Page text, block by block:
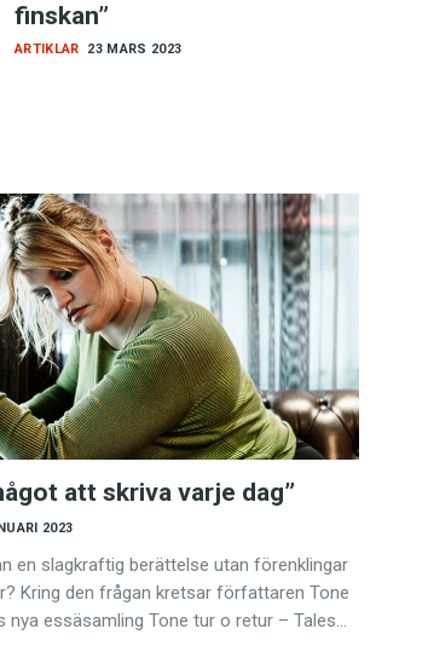
finskan”
23 MARS 2023
ARTIKLAR
att skriva varje dag”
2023
en slagkraftig berättelse utan förenklingar
Kring den frågan kretsar författaren Tone
nya essäsamling Tone tur o retur – Tales…